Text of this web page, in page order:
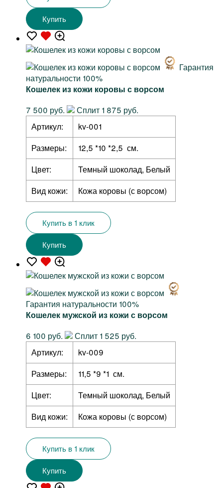
Купить
Гарантия
натуральности 100%
Кошелек из кожи коровы с ворсом
7 500 руб.
Сплит 1 875 руб.
Артикул:
kv-001
Размеры:
12,5 *10 *2,5 см.
Цвет:
Темный шоколад, Белый
Вид кожи:
Кожа коровы (с ворсом)
Купить в 1 клик
Купить
Гарантия натуральности 100%
Кошелек мужской из кожи с ворсом
6 100 руб.
Сплит 1 525 руб.
Артикул:
kv-009
Размеры:
11,5 *9 *1 см.
Цвет:
Темный шоколад, Белый
Вид кожи:
Кожа коровы (с ворсом)
Купить в 1 клик
Купить